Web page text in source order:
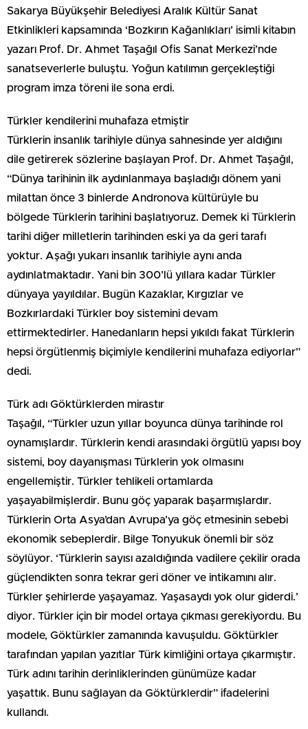
Sakarya Büyükşehir Belediyesi Aralık Kültür Sanat
Etkinlikleri kapsamında ‘Bozkırın Kağanlıkları’ isimli kitabın
yazarı Prof. Dr. Ahmet Taşağıl Ofis Sanat Merkezi’nde
sanatseverlerle buluştu. Yoğun katılımın gerçekleştiği
program imza töreni ile sona erdi.
Türkler kendilerini muhafaza etmiştir
Türklerin insanlık tarihiyle dünya sahnesinde yer aldığını
dile getirerek sözlerine başlayan Prof. Dr. Ahmet Taşağıl,
“Dünya tarihinin ilk aydınlanmaya başladığı dönem yani
milattan önce 3 binlerde Andronova kültürüyle bu
bölgede Türklerin tarihini başlatıyoruz. Demek ki Türklerin
tarihi diğer milletlerin tarihinden eski ya da geri tarafı
yoktur. Aşağı yukarı insanlık tarihiyle aynı anda
aydınlatmaktadır. Yani bin 300’lü yıllara kadar Türkler
dünyaya yayıldılar. Bugün Kazaklar, Kırgızlar ve
Bozkırlardaki Türkler boy sistemini devam
ettirmektedirler. Hanedanların hepsi yıkıldı fakat Türklerin
hepsi örgütlenmiş biçimiyle kendilerini muhafaza ediyorlar”
dedi.
Türk adı Göktürklerden mirastır
Taşağıl, “Türkler uzun yıllar boyunca dünya tarihinde rol
oynamışlardır. Türklerin kendi arasındaki örgütlü yapısı boy
sistemi, boy dayanışması Türklerin yok olmasını
engellemiştir. Türkler tehlikeli ortamlarda
yaşayabilmişlerdir. Bunu göç yaparak başarmışlardır.
Türklerin Orta Asya’dan Avrupa’ya göç etmesinin sebebi
ekonomik sebeplerdir. Bilge Tonyukuk önemli bir söz
söylüyor. ‘Türklerin sayısı azaldığında vadilere çekilir orada
güçlendikten sonra tekrar geri döner ve intikamını alır.
Türkler şehirlerde yaşayamaz. Yaşasaydı yok olur giderdi.’
diyor. Türkler için bir model ortaya çıkması gerekiyordu. Bu
modele, Göktürkler zamanında kavuşuldu. Göktürkler
tarafından yapılan yazıtlar Türk kimliğini ortaya çıkarmıştır.
Türk adını tarihin derinliklerinden günümüze kadar
yaşattık. Bunu sağlayan da Göktürklerdir” ifadelerini
kullandı.